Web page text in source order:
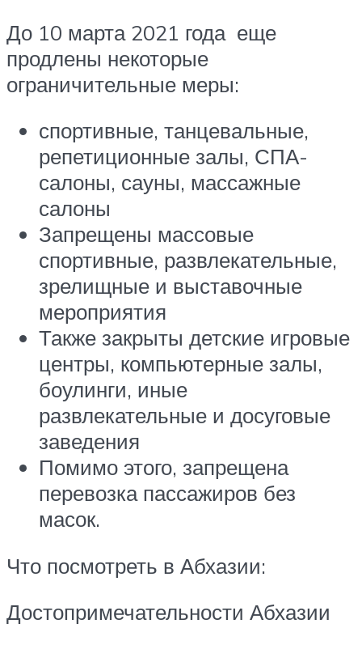
До 10 марта 2021 года еще
продлены некоторые
ограничительные меры:
спортивные, танцевальные,
репетиционные залы, СПА-
салоны, сауны, массажные
салоны
Запрещены массовые
спортивные, развлекательные,
зрелищные и выставочные
мероприятия
Также закрыты детские игровые
центры, компьютерные залы,
боулинги, иные
развлекательные и досуговые
заведения
Помимо этого, запрещена
перевозка пассажиров без
масок.
Что посмотреть в Абхазии:
Достопримечательности Абхазии